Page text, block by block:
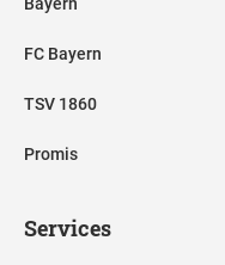
FC Bayern
TSV 1860
Promis
Services